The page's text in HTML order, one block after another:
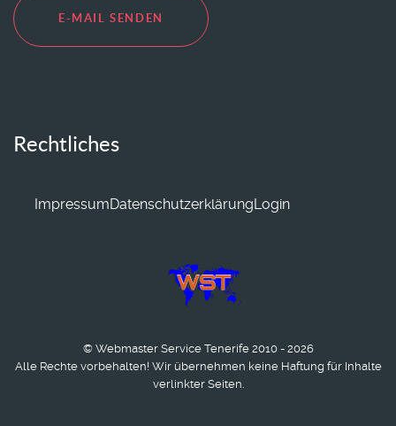
E-MAIL SENDEN
Rechtliches
ImpressumDatenschutzerklärungLogin
© Webmaster Service Tenerife 2010 - 2026
Alle Rechte vorbehalten! Wir übernehmen keine Haftung für Inhalte
verlinkter Seiten.